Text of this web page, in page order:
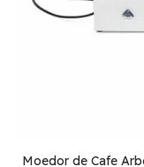
Moedor de Cafe